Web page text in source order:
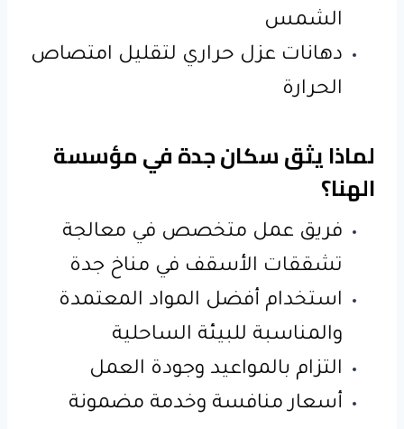
الشمس
دهانات عزل حراري لتقليل امتصاص
الحرارة
لماذا يثق سكان جدة في مؤسسة
الهنا؟
فريق عمل متخصص في معالجة
تشققات الأسقف في مناخ جدة
استخدام أفضل المواد المعتمدة
والمناسبة للبيئة الساحلية
التزام بالمواعيد وجودة العمل
أسعار منافسة وخدمة مضمونة